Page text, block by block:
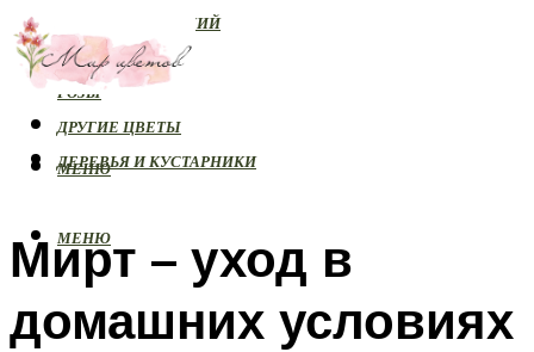
БОЛЕЗНИ РАСТЕНИЙ
ОРХИДЕИ
РОЗЫ
ДРУГИЕ ЦВЕТЫ
ДЕРЕВЬЯ И КУСТАРНИКИ
МЕНЮ
МЕНЮ
Мирт – уход в
домашних условиях